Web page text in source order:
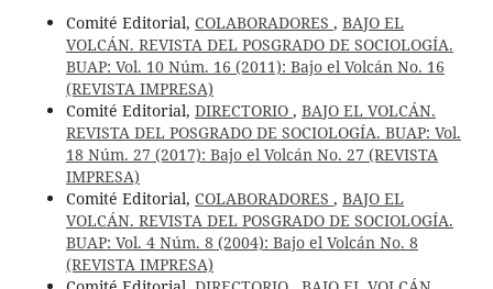
Comité Editorial, COLABORADORES , BAJO EL
VOLCÁN. REVISTA DEL POSGRADO DE SOCIOLOGÍA.
BUAP: Vol. 10 Núm. 16 (2011): Bajo el Volcán No. 16
(REVISTA IMPRESA)
Comité Editorial, DIRECTORIO , BAJO EL VOLCÁN.
REVISTA DEL POSGRADO DE SOCIOLOGÍA. BUAP: Vol.
18 Núm. 27 (2017): Bajo el Volcán No. 27 (REVISTA
IMPRESA)
Comité Editorial, COLABORADORES , BAJO EL
VOLCÁN. REVISTA DEL POSGRADO DE SOCIOLOGÍA.
BUAP: Vol. 4 Núm. 8 (2004): Bajo el Volcán No. 8
(REVISTA IMPRESA)